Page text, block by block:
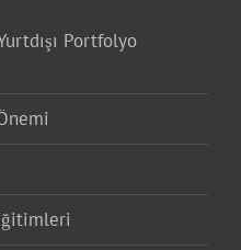
Portfolyo